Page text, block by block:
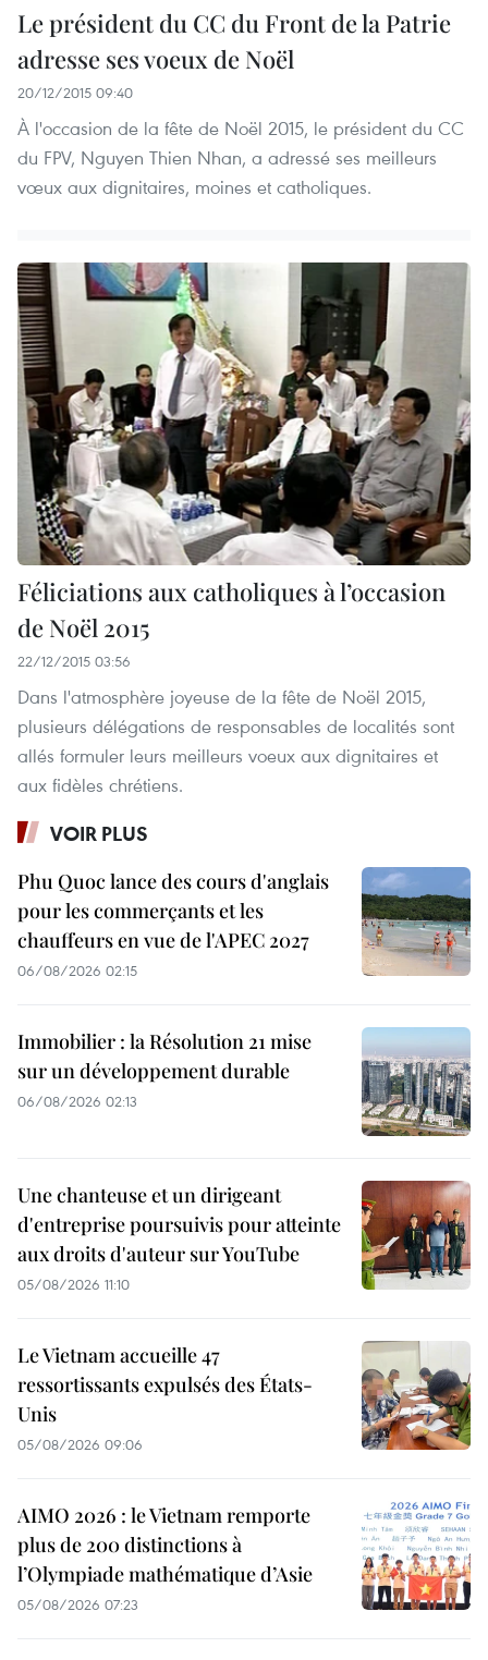
Le président du CC du Front de la Patrie
adresse ses voeux de Noël
20/12/2015 09:40
À l'occasion de la fête de Noël 2015, le président du CC
du FPV, Nguyen Thien Nhan, a adressé ses meilleurs
vœux aux dignitaires, moines et catholiques.
Féliciations aux catholiques à l’occasion
de Noël 2015
22/12/2015 03:56
Dans l'atmosphère joyeuse de la fête de Noël 2015,
plusieurs délégations de responsables de localités sont
allés formuler leurs meilleurs voeux aux dignitaires et
aux fidèles chrétiens.
VOIR PLUS
Phu Quoc lance des cours d'anglais
pour les commerçants et les
chauffeurs en vue de l'APEC 2027
06/08/2026 02:15
Immobilier : la Résolution 21 mise
sur un développement durable
06/08/2026 02:13
Une chanteuse et un dirigeant
d'entreprise poursuivis pour atteinte
aux droits d'auteur sur YouTube
05/08/2026 11:10
Le Vietnam accueille 47
ressortissants expulsés des États-
Unis
05/08/2026 09:06
AIMO 2026 : le Vietnam remporte
plus de 200 distinctions à
l’Olympiade mathématique d’Asie
05/08/2026 07:23